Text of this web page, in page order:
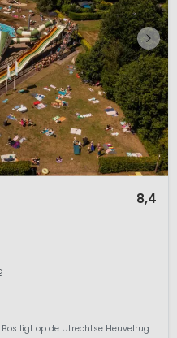
8,4
ligt op de Utrechtse Heuvelrug